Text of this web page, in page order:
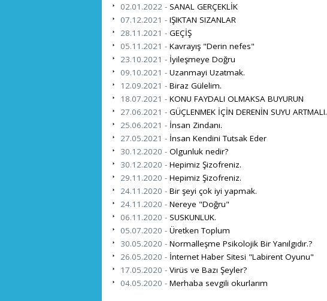
02.01.2022 - SANAL GERÇEKLİK
07.12.2021 - IŞIKTAN SIZANLAR
28.11.2021 - GEÇİŞ
05.11.2021 - Kavrayış "Derin nefes"
23.10.2021 - İyileşmeye Doğru
09.10.2021 - Uzanmayi Uzatmak.
12.09.2021 - Biraz Gülelim.
18.07.2021 - KONU FAYDALI OLMAKSA BUYURUN
27.06.2021 - GÜÇLENMEK İÇİN DERENİN SUYU ARTMALI.
25.06.2021 - İnsan Zindanı.
27.05.2021 - İnsan Kendini Tutsak Eder
30.12.2020 - Olgunluk nedir?
30.12.2020 - Hepimiz Şizofreniz.
29.11.2020 - Hepimiz Şizofreniz.
24.11.2020 - Bir şeyi çok iyi yapmak.
24.11.2020 - Nereye "Doğru"
06.11.2020 - SUSKUNLUK.
05.07.2020 - Üretken Toplum
30.05.2020 - Normalleşme Psikolojik Bir Yanılgıdır.?
26.05.2020 - İnternet Haber Sitesi "Labirent Oyunu"
17.05.2020 - Virüs ve Bazı Şeyler?
04.05.2020 - Merhaba sevgili okurlarım